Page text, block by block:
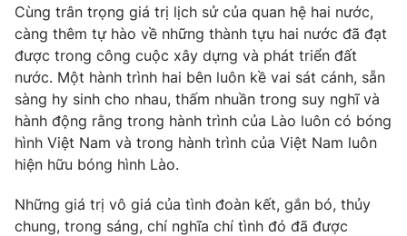
Liên hệ tòa soạn English
THỜI BÁO VTV
Theo dõi báo trên
Cơ quan chủ quản:Đài Truyền hình Việt Nam
Cùng trân trọng giá trị lịch sử của quan hệ hai nước,
càng thêm tự hào về những thành tựu hai nước đã đạt
được trong công cuộc xây dựng và phát triển đất
nước. Một hành trình hai bên luôn kề vai sát cánh, sẵn
sàng hy sinh cho nhau, thấm nhuần trong suy nghĩ và
hành động rằng trong hành trình của Lào luôn có bóng
hình Việt Nam và trong hành trình của Việt Nam luôn
hiện hữu bóng hình Lào.
Những giá trị vô giá của tình đoàn kết, gắn bó, thủy
chung, trong sáng, chí nghĩa chí tình đó đã được